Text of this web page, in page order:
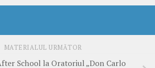
MATERIALUL URMĂTOR
School la Oratoriul „Don Carlo